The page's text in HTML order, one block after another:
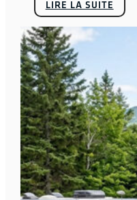
LIRE LA SUITE